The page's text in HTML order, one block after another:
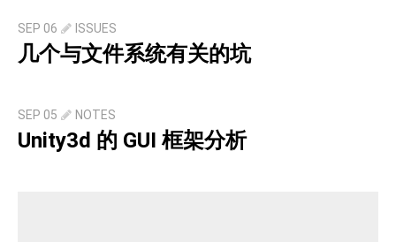
SEP 06 ISSUES
几个与文件系统有关的坑
SEP 05 NOTES
Unity3d 的 GUI 框架分析